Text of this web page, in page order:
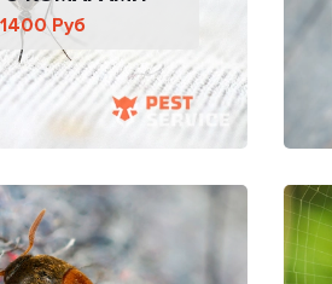
Руб